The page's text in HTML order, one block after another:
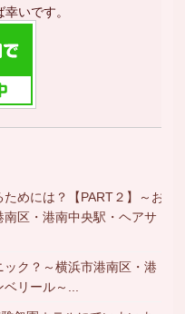
いです。
めには？【PART２】～お
区・港南中央駅・ヘアサ
ク？～横浜市港南区・港
ベリール～...